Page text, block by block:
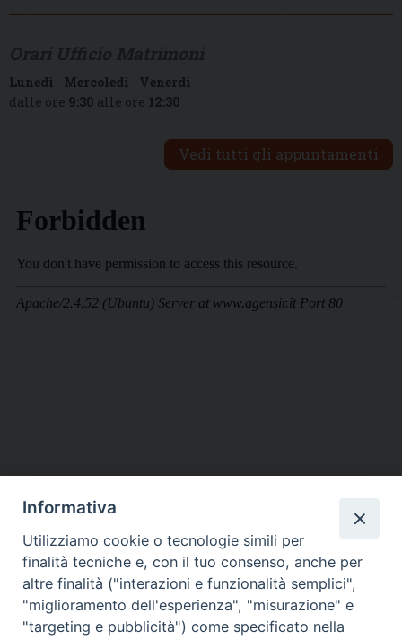
Lunedì - Mercoledì - Venerdì
dalle ore 9:30 alle ore 12:30
Vedi tutti gli appuntamenti
DIOCESI SUBURBICARIA DI ALBANO
Contatti:Tel.: 06.93268401 - Fax.: 06.9323844
E-mail:curia@diocesidialbano.it
Orari: dal Lunedì al Venerdì Ore: 9:00 - 13:00
Informativa
Utilizziamo cookie o tecnologie simili per
finalità tecniche e, con il tuo consenso, anche per
altre finalità ("interazioni e funzionalità semplici",
"miglioramento dell'esperienza", "misurazione" e
"targeting e pubblicità") come specificato nella